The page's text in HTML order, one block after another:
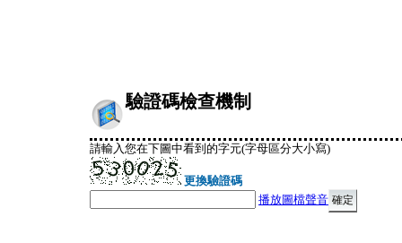
驗證碼檢查機制
請輸入您在下圖中看到的字元(字母區分大小寫)
更換驗證碼
播放圖檔聲音